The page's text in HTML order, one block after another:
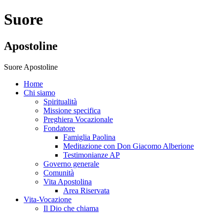
Suore
Apostoline
Suore Apostoline
Home
Chi siamo
Spiritualità
Missione specifica
Preghiera Vocazionale
Fondatore
Famiglia Paolina
Meditazione con Don Giacomo Alberione
Testimonianze AP
Governo generale
Comunità
Vita Apostolina
Area Riservata
Vita-Vocazione
Il Dio che chiama